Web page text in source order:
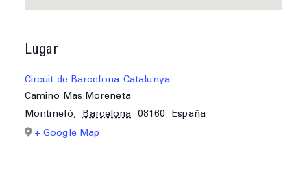
Lugar
Circuit de Barcelona-Catalunya
Camino Mas Moreneta
Montmeló, Barcelona 08160
España
+ Google Map